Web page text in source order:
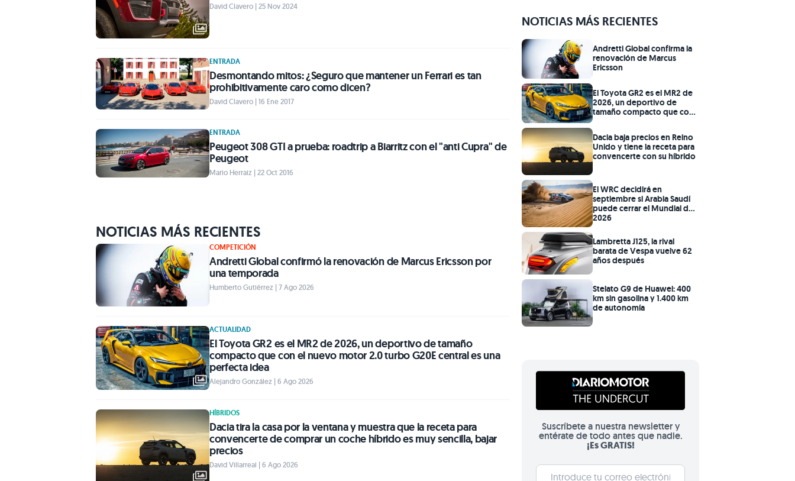
David Clavero | 25 Nov 2024
ENTRADA
Desmontando mitos: ¿Seguro que mantener un Ferrari es tan
prohibitivamente caro como dicen?
David Clavero | 16 Ene 2017
ENTRADA
Peugeot 308 GTI a prueba: roadtrip a Biarritz con el "anti Cupra" de
Peugeot
Mario Herraiz | 22 Oct 2016
NOTICIAS MÁS RECIENTES
COMPETICIÓN
Andretti Global confirmó la renovación de Marcus Ericsson por
una temporada
Humberto Gutiérrez | 7 Ago 2026
ACTUALIDAD
El Toyota GR2 es el MR2 de 2026, un deportivo de tamaño
compacto que con el nuevo motor 2.0 turbo G20E central es una
perfecta idea
Alejandro González | 6 Ago 2026
HÍBRIDOS
Dacia tira la casa por la ventana y muestra que la receta para
convencerte de comprar un coche híbrido es muy sencilla, bajar
precios
David Villarreal | 6 Ago 2026
NOTICIAS MÁS RECIENTES
Andretti Global confirma la
renovación de Marcus
Ericsson
El Toyota GR2 es el MR2 de
2026, un deportivo de
tamaño compacto que con
idea
Dacia baja precios en Reino
Unido y tiene la receta para
convencerte con su híbrido
El WRC decidirá en
septiembre si Arabia Saudí
puede cerrar el Mundial de
2026
Lambretta J125, la rival
barata de Vespa vuelve 62
años después
Stelato G9 de Huawei: 400
km sin gasolina y 1.400 km
de autonomía
Suscríbete a nuestra newsletter y
entérate de todo antes que nadie.
¡Es GRATIS!